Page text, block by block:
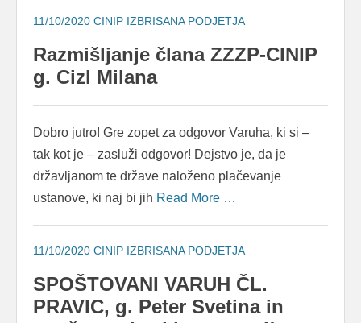
11/10/2020 CINIP IZBRISANA PODJETJA
Razmišljanje člana ZZZP-CINIP
g. Cizl Milana
Dobro jutro! Gre zopet za odgovor Varuha, ki si –
tak kot je – zasluži odgovor! Dejstvo je, da je
državljanom te države naloženo plačevanje
ustanove, ki naj bi jih Read More …
11/10/2020 CINIP IZBRISANA PODJETJA
SPOŠTOVANI VARUH ČL.
PRAVIC, g. Peter Svetina in